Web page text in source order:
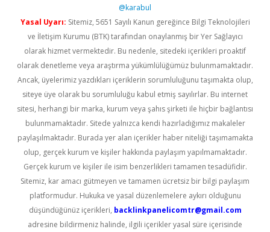
@karabul
Yasal Uyarı: Sitemiz, 5651 Sayılı Kanun gereğince Bilgi Teknolojileri
ve İletişim Kurumu (BTK) tarafından onaylanmış bir Yer Sağlayıcı
olarak hizmet vermektedir. Bu nedenle, sitedeki içerikleri proaktif
olarak denetleme veya araştırma yükümlülüğümüz bulunmamaktadır.
Ancak, üyelerimiz yazdıkları içeriklerin sorumluluğunu taşımakta olup,
siteye üye olarak bu sorumluluğu kabul etmiş sayılırlar. Bu internet
sitesi, herhangi bir marka, kurum veya şahıs şirketi ile hiçbir bağlantısı
bulunmamaktadır. Sitede yalnızca kendi hazırladığımız makaleler
paylaşılmaktadır. Burada yer alan içerikler haber niteliği taşımamakta
olup, gerçek kurum ve kişiler hakkında paylaşım yapılmamaktadır.
Gerçek kurum ve kişiler ile isim benzerlikleri tamamen tesadüfidir.
Sitemiz, kar amacı gütmeyen ve tamamen ücretsiz bir bilgi paylaşım
platformudur. Hukuka ve yasal düzenlemelere aykırı olduğunu
düşündüğünüz içerikleri, backlinkpanelicomtr@gmail.com
adresine bildirmeniz halinde, ilgili içerikler yasal süre içerisinde